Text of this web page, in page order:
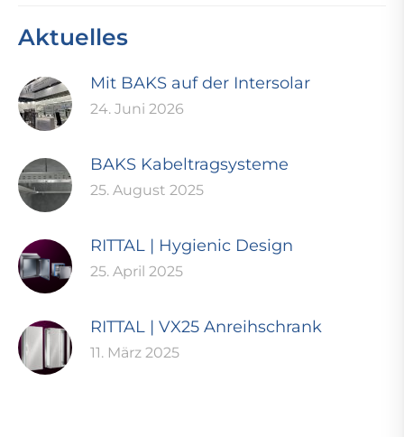
Aktuelles
Mit BAKS auf der Intersolar
24. Juni 2026
BAKS Kabeltragsysteme
25. August 2025
RITTAL | Hygienic Design
25. April 2025
RITTAL | VX25 Anreihschrank
11. März 2025